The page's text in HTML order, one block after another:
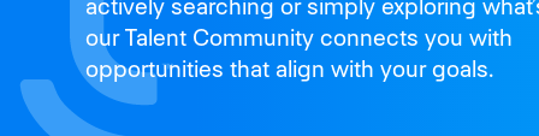
actively searching or simply exploring
our Talent Community connects you with
opportunities that align with your goals.